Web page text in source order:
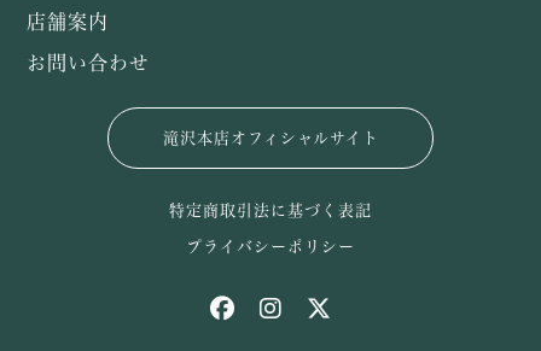
店舗案内
お問い合わせ
滝沢本店オフィシャルサイト
特定商取引法に基づく表記
プライバシーポリシー